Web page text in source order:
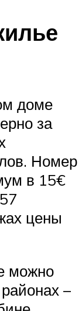
доме
за
Номер
в 15€
цены
можно
–